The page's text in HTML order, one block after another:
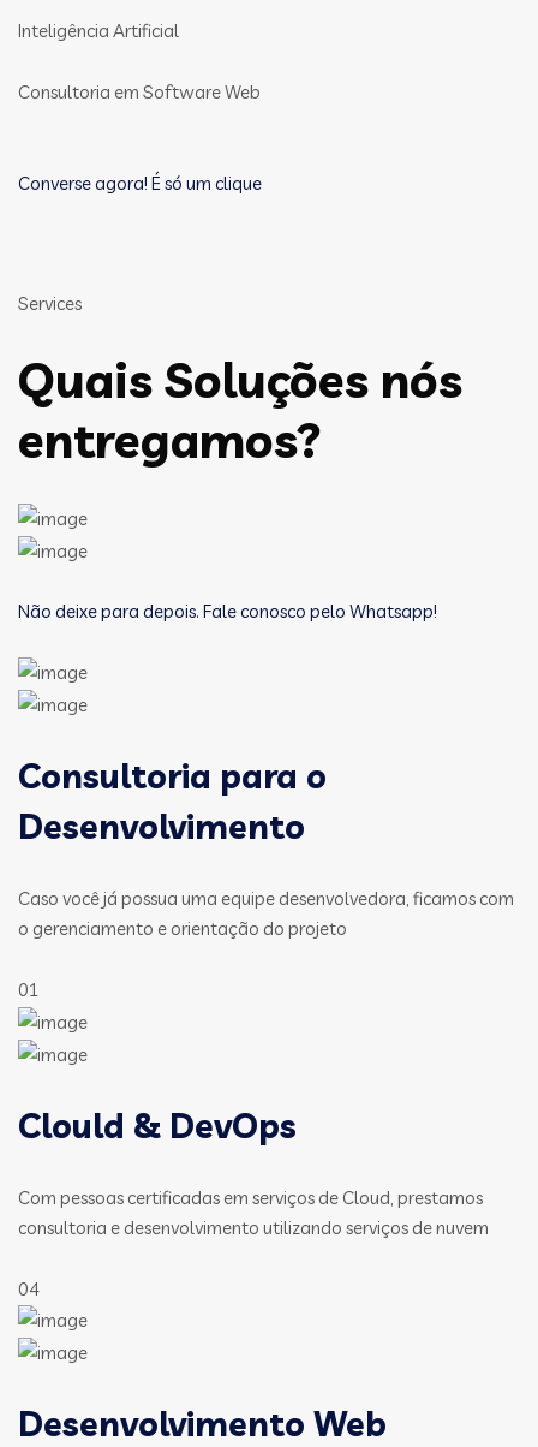
Inteligência Artificial
Consultoria em Software Web
Converse agora! É só um clique
Services
Quais Soluções nós
entregamos?
Não deixe para depois. Fale conosco pelo Whatsapp!
Consultoria para o
Desenvolvimento
Caso você já possua uma equipe desenvolvedora, ficamos com
o gerenciamento e orientação do projeto
01
Clould & DevOps
Com pessoas certificadas em serviços de Cloud, prestamos
consultoria e desenvolvimento utilizando serviços de nuvem
04
Desenvolvimento Web